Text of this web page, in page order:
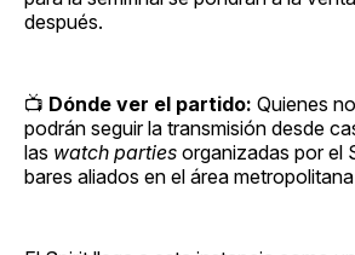
después.
📺 Dónde ver el partido: Quienes
podrán seguir la transmisión desde
las watch parties organizadas por el
bares aliados en el área